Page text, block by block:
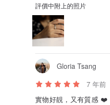
評價中附上的照片
Gloria Tsang
7 年前
實物好靚，又有質感 ❤️